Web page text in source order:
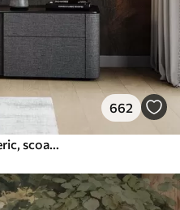
662
lemn, textură, crăpături, întuneric, scoarță, suprafață